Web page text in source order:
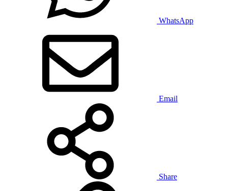
WhatsApp
Email
Share